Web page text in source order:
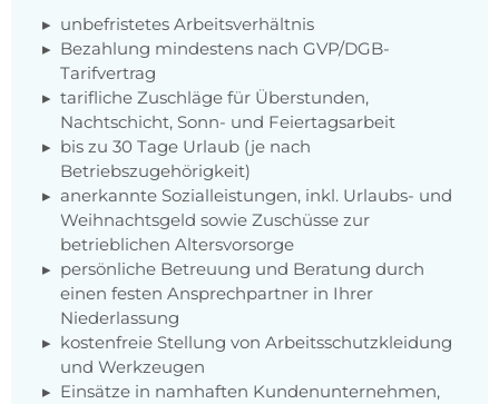
unbefristetes Arbeitsverhältnis
Bezahlung mindestens nach GVP/DGB-
Tarifvertrag
tarifliche Zuschläge für Überstunden,
Nachtschicht, Sonn- und Feiertagsarbeit
bis zu 30 Tage Urlaub (je nach
Betriebszugehörigkeit)
anerkannte Sozialleistungen, inkl. Urlaubs- und
Weihnachtsgeld sowie Zuschüsse zur
betrieblichen Altersvorsorge
persönliche Betreuung und Beratung durch
einen festen Ansprechpartner in Ihrer
Niederlassung
kostenfreie Stellung von Arbeitsschutzkleidung
und Werkzeugen
Einsätze in namhaften Kundenunternehmen,